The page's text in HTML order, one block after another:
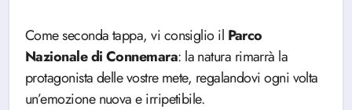
Come seconda tappa, vi consiglio il Parco
Nazionale di Connemara: la natura rimarrà la
protagonista delle vostre mete, regalandovi ogni volta
un’emozione nuova e irripetibile.